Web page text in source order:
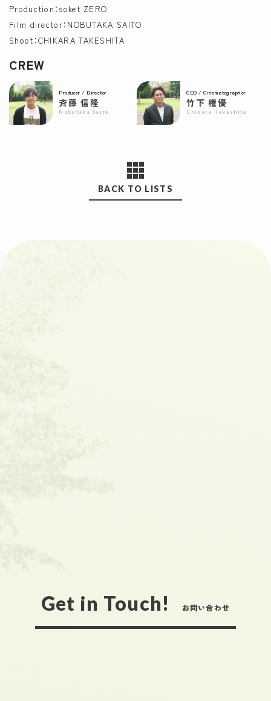
Production：soket ZERO
Film director：NOBUTAKA SAITO
Shoot：CHIKARA TAKESHITA
CREW
Producer / Director
斉藤 信隆
Nobutaka Saito
CEO / Cinematographer
竹下 権優
Chikara Takeshita
BACK TO LISTS
Get in Touch! お問い合わせ